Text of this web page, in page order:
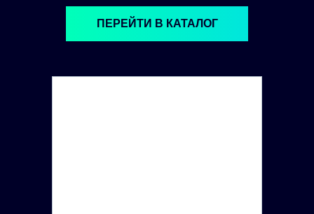
ПЕРЕЙТИ В КАТАЛОГ